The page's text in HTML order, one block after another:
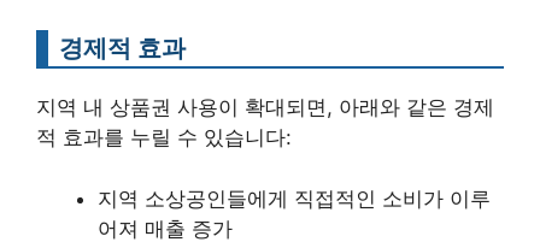
경제적 효과
지역 내 상품권 사용이 확대되면, 아래와 같은 경제
적 효과를 누릴 수 있습니다:
지역 소상공인들에게 직접적인 소비가 이루
어져 매출 증가